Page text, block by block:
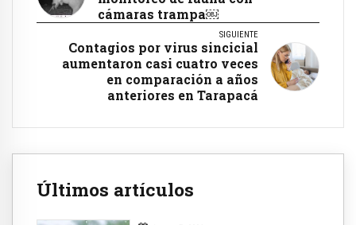
cámaras trampa￼
SIGUIENTE
Contagios por virus sincicial
aumentaron casi cuatro veces
en comparación a años
anteriores en Tarapacá
Últimos artículos